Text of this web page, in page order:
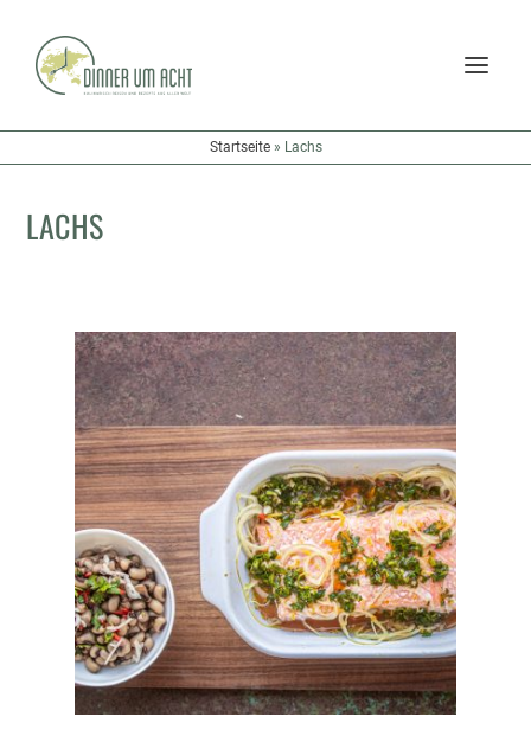
Startseite» Lachs
LACHS